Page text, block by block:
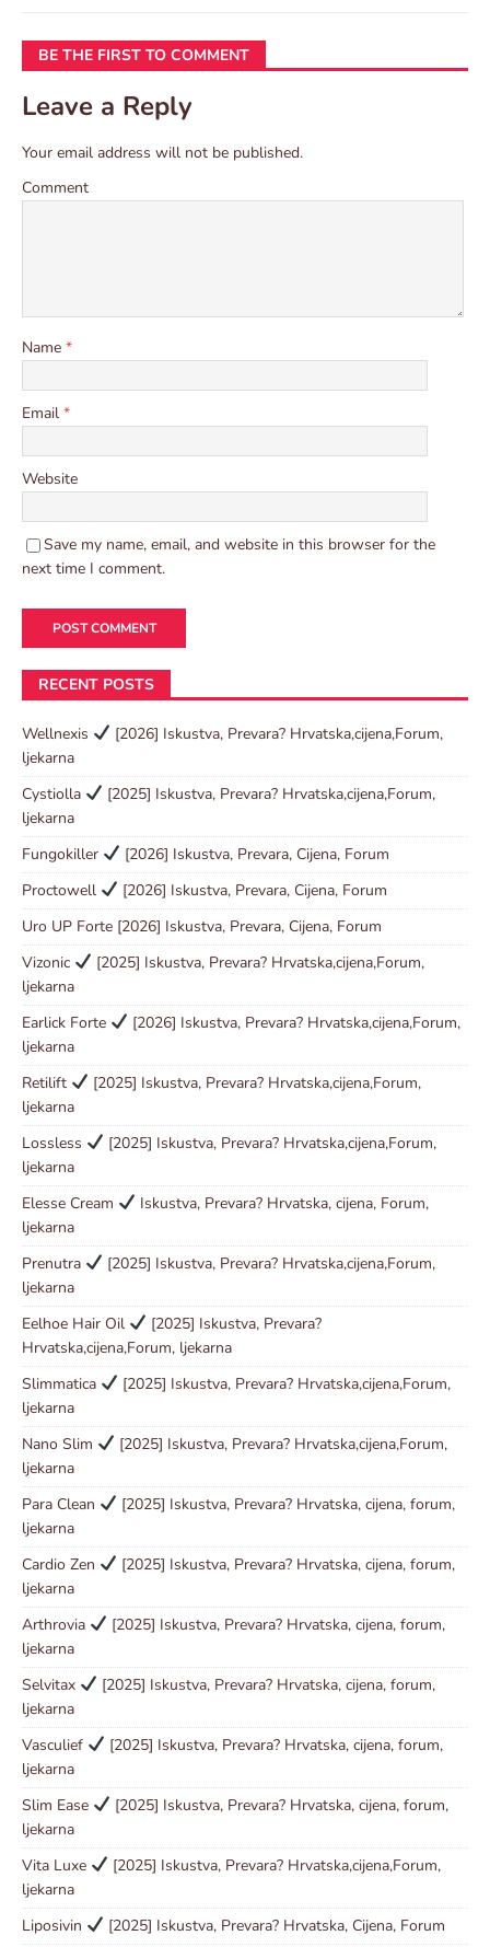
BE THE FIRST TO COMMENT
Leave a Reply
Your email address will not be published.
Comment
Name *
Email *
Website
Save my name, email, and website in this browser for the
next time I comment.
RECENT POSTS
Wellnexis
[2026] Iskustva, Prevara? Hrvatska,cijena,Forum,
ljekarna
Cystiolla
[2025] Iskustva, Prevara? Hrvatska,cijena,Forum,
ljekarna
Fungokiller
[2026] Iskustva, Prevara, Cijena, Forum
Proctowell
[2026] Iskustva, Prevara, Cijena, Forum
Uro UP Forte [2026] Iskustva, Prevara, Cijena, Forum
Vizonic
[2025] Iskustva, Prevara? Hrvatska,cijena,Forum,
ljekarna
Earlick Forte
[2026] Iskustva, Prevara? Hrvatska,cijena,Forum,
ljekarna
Retilift
[2025] Iskustva, Prevara? Hrvatska,cijena,Forum,
ljekarna
Lossless
[2025] Iskustva, Prevara? Hrvatska,cijena,Forum,
ljekarna
Elesse Cream
Iskustva, Prevara? Hrvatska, cijena, Forum,
ljekarna
Prenutra
[2025] Iskustva, Prevara? Hrvatska,cijena,Forum,
ljekarna
Eelhoe Hair Oil
[2025] Iskustva, Prevara?
Hrvatska,cijena,Forum, ljekarna
Slimmatica
[2025] Iskustva, Prevara? Hrvatska,cijena,Forum,
ljekarna
Nano Slim
[2025] Iskustva, Prevara? Hrvatska,cijena,Forum,
ljekarna
Para Clean
[2025] Iskustva, Prevara? Hrvatska, cijena, forum,
ljekarna
Cardio Zen
[2025] Iskustva, Prevara? Hrvatska, cijena, forum,
ljekarna
Arthrovia
[2025] Iskustva, Prevara? Hrvatska, cijena, forum,
ljekarna
Selvitax
[2025] Iskustva, Prevara? Hrvatska, cijena, forum,
ljekarna
Vasculief
[2025] Iskustva, Prevara? Hrvatska, cijena, forum,
ljekarna
Slim Ease
[2025] Iskustva, Prevara? Hrvatska, cijena, forum,
ljekarna
Vita Luxe
[2025] Iskustva, Prevara? Hrvatska,cijena,Forum,
ljekarna
Liposivin
[2025] Iskustva, Prevara? Hrvatska, Cijena, Forum